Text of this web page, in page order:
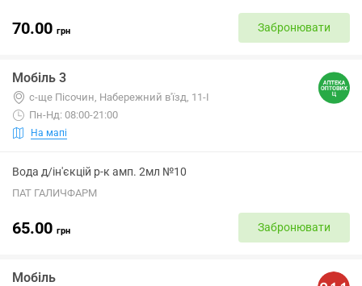
70.00 грн Забронювати
Мобіль 3
с-ще Пісочин, Набережний в'їзд, 11-І
Пн-Нд: 08:00-21:00
На мапі
Вода д/ін'єкцій р-к амп. 2мл №10
ПАТ ГАЛИЧФАРМ
65.00 грн Забронювати
Мобіль